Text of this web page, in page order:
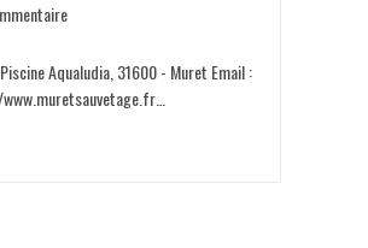
Aqualudia, 31600 - Muret Email :